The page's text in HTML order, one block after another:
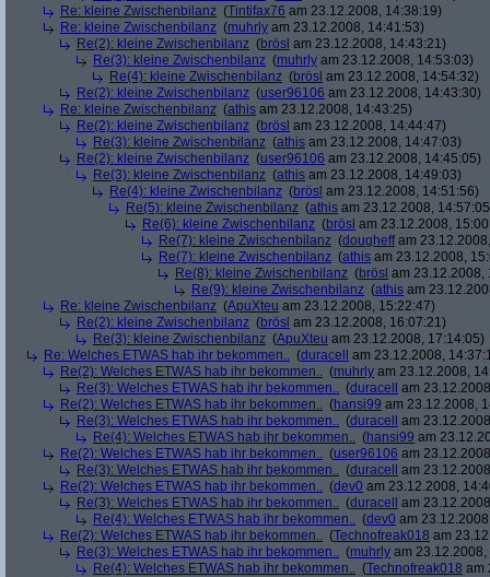
Re: kleine Zwischenbilanz (Tintifax76 am 23.12.2008, 14:38:19)
Re: kleine Zwischenbilanz (muhrly am 23.12.2008, 14:41:53)
Re(2): kleine Zwischenbilanz (brösl am 23.12.2008, 14:43:21)
Re(3): kleine Zwischenbilanz (muhrly am 23.12.2008, 14:53:03)
Re(4): kleine Zwischenbilanz (brösl am 23.12.2008, 14:54:32)
Re(2): kleine Zwischenbilanz (user96106 am 23.12.2008, 14:43:30)
Re: kleine Zwischenbilanz (athis am 23.12.2008, 14:43:25)
Re(2): kleine Zwischenbilanz (brösl am 23.12.2008, 14:44:47)
Re(3): kleine Zwischenbilanz (athis am 23.12.2008, 14:47:03)
Re(2): kleine Zwischenbilanz (user96106 am 23.12.2008, 14:45:05)
Re(3): kleine Zwischenbilanz (athis am 23.12.2008, 14:49:03)
Re(4): kleine Zwischenbilanz (brösl am 23.12.2008, 14:51:56)
Re(5): kleine Zwischenbilanz (athis am 23.12.2008,
Re(6): kleine Zwischenbilanz (brösl am 23.12.2008,
Re(7): kleine Zwischenbilanz (dougheffam
Re(7): kleine Zwischenbilanz (athis am 23.12.2008,
Re(8): kleine Zwischenbilanz (brösl am 23.12.2008,
Re(9): kleine Zwischenbilanz (athis am
Re: kleine Zwischenbilanz (ApuXteu am 23.12.2008, 15:22:47)
Re(2): kleine Zwischenbilanz (brösl am 23.12.2008, 16:07:21)
Re(3): kleine Zwischenbilanz (ApuXteu am 23.12.2008, 17:14:05)
Re: Welches ETWAS hab ihr bekommen.. (duracell
am 23.12.2008,
Re(2): Welches ETWAS hab ihr bekommen.. (muhrly am 23.12.2008,
Re(3): Welches ETWAS hab ihr bekommen.. (duracell
am
Re(2): Welches ETWAS hab ihr bekommen.. (hansi99 am 23.12.2008,
Re(3): Welches ETWAS hab ihr bekommen.. (duracell
am
Re(4): Welches ETWAS hab ihr bekommen.. (hansi99 am
Re(2): Welches ETWAS hab ihr bekommen.. (user96106 am
Re(3): Welches ETWAS hab ihr bekommen.. (duracell
am
Re(2): Welches ETWAS hab ihr bekommen.. (dev0 am 23.12.2008,
Re(3): Welches ETWAS hab ihr bekommen.. (duracell
am
Re(4): Welches ETWAS hab ihr bekommen.. (dev0 am
Re(2): Welches ETWAS hab ihr bekommen.. (Technofreak018 am
Re(3): Welches ETWAS hab ihr bekommen.. (muhrly am
Re(4): Welches ETWAS hab ihr bekommen.. (Technofreak018 am